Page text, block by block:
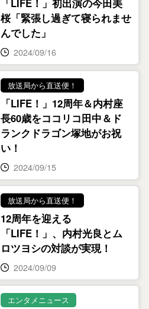
「LIFE！」初出演の今田美
桜「緊張し過ぎて寝られませ
んでした」
2024/09/16
放送局から直送便！
「LIFE！」12周年＆内村座
長60歳をココリコ田中＆ド
ランクドラゴン塚地がお祝
い！
2024/09/15
放送局から直送便！
12周年を迎える
「LIFE！」、内村光良とム
ロツヨシの対談が実現！
2024/09/09
エンタメニュース